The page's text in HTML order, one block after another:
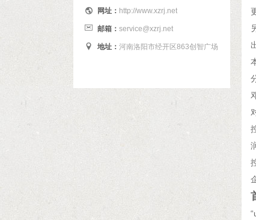
网址： http://www.xzrj.net
邮箱： service@xzrj.net
地址： 河南洛阳市经开区863创智广场